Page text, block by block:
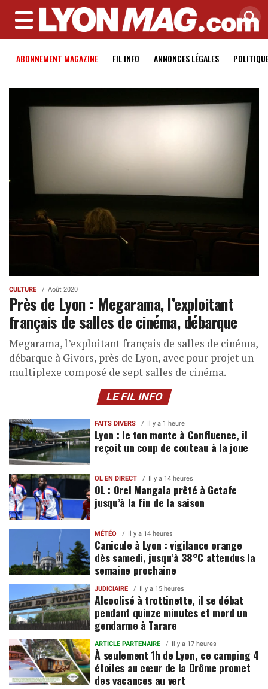
MENU
ABONNEMENT MAGAZINE FIL INFO ANNONCES LÉGALES
CULTURE Août 2020
Près de Lyon : Megarama, l’exploitant
français de salles de cinéma, débarque
Megarama, l’exploitant français de salles de cinéma,
débarque à Givors, près de Lyon, avec pour projet un
multiplexe composé de sept salles de cinéma.
LE FIL INFO
FAITS DIVERS Il y a 1 heure
Lyon : le ton monte à Confluence, il
reçoit un coup de couteau à la joue
OL EN DIRECT Il y a 14 heures
OL : Orel Mangala prêté à Getafe
jusqu’à la fin de la saison
MÉTÉO Il y a 14 heures
Canicule à Lyon : vigilance orange
dès samedi, jusqu’à 38°C attendus la
semaine prochaine
JUDICIAIRE Il y a 15 heures
Alcoolisé à trottinette, il se débat
pendant quinze minutes et mord un
gendarme à Tarare
ARTICLE PARTENAIRE Il y a 17 heures
À seulement 1h de Lyon, ce camping 4
étoiles au cœur de la Drôme promet
des vacances au vert